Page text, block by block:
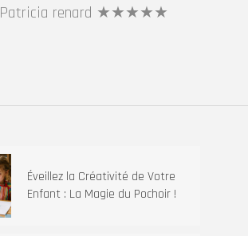
Patricia renard ★★★★★
Éveillez la Créativité de Votre
Enfant : La Magie du Pochoir !